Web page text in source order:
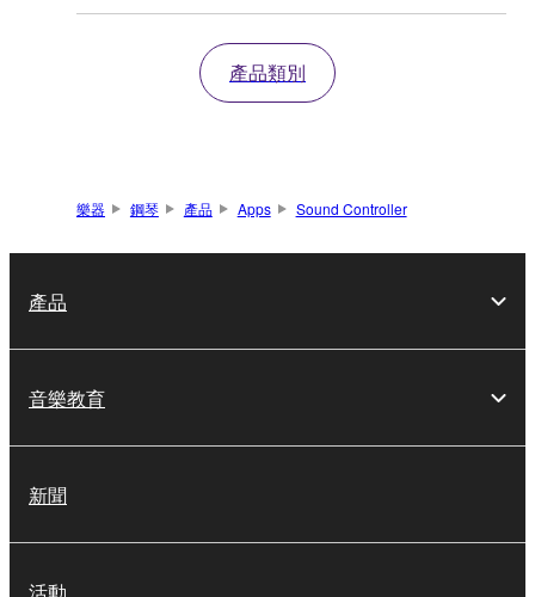
產品類別
樂器 鋼琴 產品 Apps Sound Controller
產品
音樂教育
新聞
活動